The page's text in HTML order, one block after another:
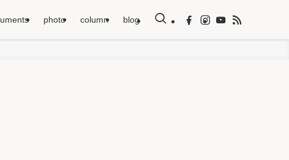
photo column blog